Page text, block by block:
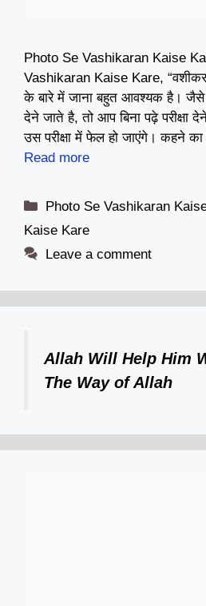
Photo Se Vashikaran Kaise
Vashikaran Kaise Kare,
के बारे में जाना बहुत आवश्यक है। जैसे
देने जाते है, तो आप बिना पढ़े परीक्षा
उस परीक्षा में फेल हो जाएंगे। कहने
Read more
Categories
Photo Se Vashikaran
Kaise Kare
Leave a comment
Allah Will Help Him
The Way of Allah